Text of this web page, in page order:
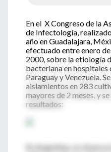
En el X Congreso de la
de Infectología,
año en Guadalajara,
efectuado entre enero
2000, sobre la etiología
bacteriana en hospitales
Paraguay y Venezuela.
aislamientos en 283
mayores de 2 meses, y
resultados:
En Argentina, se